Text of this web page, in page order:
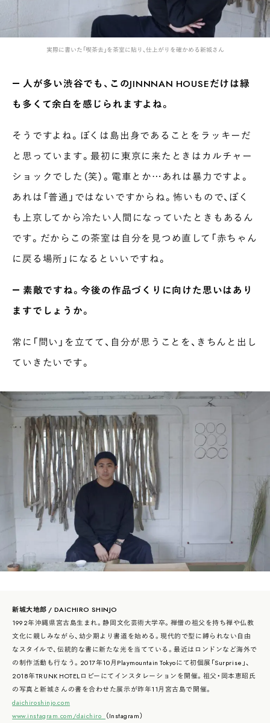
実際に書いた「喫茶去」を茶室に貼り、仕上がりを確かめる新城さん
― 人が多い渋谷でも、このJINNNAN HOUSEだけは緑
も多くて余白を感じられますよね。
そうですよね。ぼくは島出身であることをラッキーだ
と思っています。最初に東京に来たときはカルチャー
ショックでした（笑）。電車とか…あれは暴力ですよ。
あれは「普通」ではないですからね。怖いもので、ぼく
も上京してから冷たい人間になっていたときもあるん
です。だからこの茶室は自分を見つめ直して「赤ちゃん
に戻る場所」になるといいですね。
― 素敵ですね。今後の作品づくりに向けた思いはあり
ますでしょうか。
常に「問い」を立てて、自分が思うことを、きちんと出し
ていきたいです。
新城大地郎 / DAICHIRO SHINJO
1992年沖縄県宮古島生まれ。静岡文化芸術大学卒。禅僧の祖父を持ち禅や仏教
文化に親しみながら、幼少期より書道を始める。現代的で型に縛られない自由
なスタイルで、伝統的な書に新たな光を当てている。最近はロンドンなど海外で
の制作活動も行なう。2017年10月Playmountain Tokyoにて初個展「Surprise」、
2018年TRUNK HOTELロビーにてインスタレーションを開催。祖父・岡本恵昭氏
の写真と新城さんの書を合わせた展示が昨年11月宮古島で開催。
daichiroshinjo.com
www.instagram.com/daichiro_ （Instagram）